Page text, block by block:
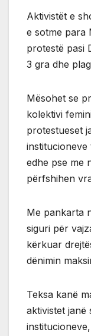
Aktivistët e
e sotme para
protestë pasi
3 gra dhe
Mësohet se
kolektivi
protestueset
edhe pse me
përfshihen
Me pankarta
siguri për
kërkuar
dënimin
Teksa kanë
aktivistet janë